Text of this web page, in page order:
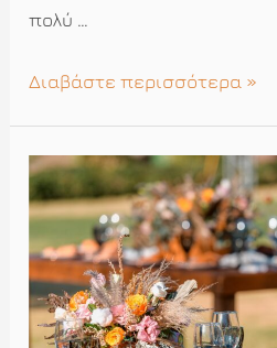
πολύ …
Η
ο
Ken
παντρεύτηκαν
και
ο
γάμος
Διαβάστε περισσότερα »